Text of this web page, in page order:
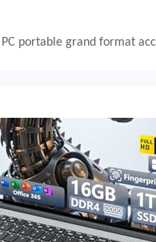
PC portable grand format